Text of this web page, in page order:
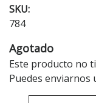
SKU:
784
Agotado
Este producto no
Puedes enviarnos